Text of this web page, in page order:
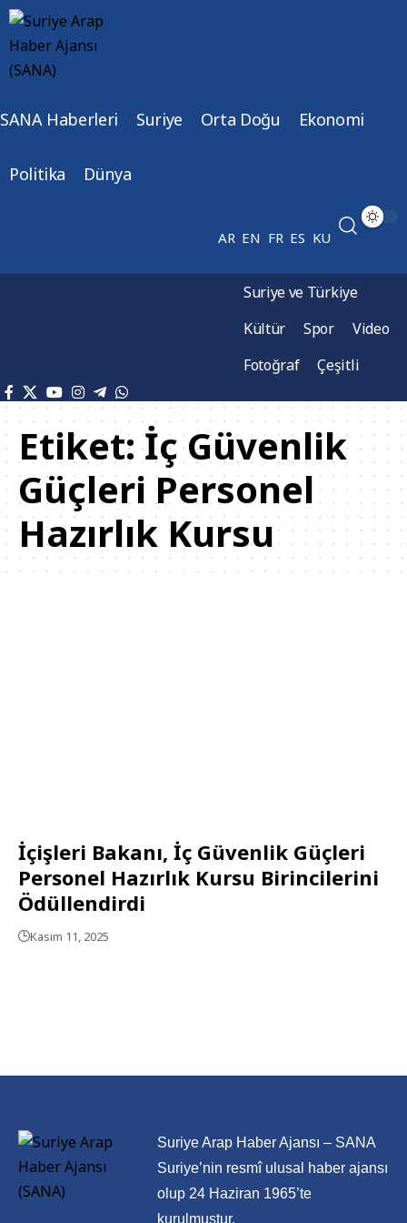
SANA Haberleri Suriye Orta Doğu Ekonomi
Politika Dünya
AR EN FR ES KU
Suriye ve Türkiye
Kültür
Spor
Video
Fotoğraf
Çeşitli
Etiket:İç Güvenlik
Güçleri Personel
Hazırlık Kursu
İçişleri Bakanı, İç Güvenlik Güçleri
Personel Hazırlık Kursu Birincilerini
Ödüllendirdi
Kasım 11, 2025
Suriye Arap Haber Ajansı – SANA
Suriye’nin resmî ulusal haber ajansı
olup 24 Haziran 1965’te
kurulmuştur.